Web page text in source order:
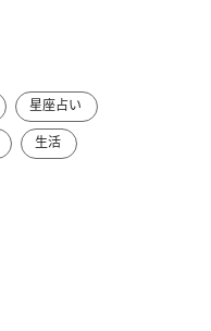
星座占い
生活